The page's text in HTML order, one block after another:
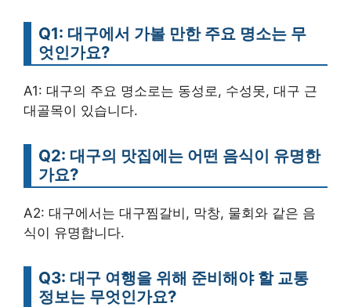
Q1: 대구에서 가볼 만한 주요 명소는 무
엇인가요?
A1: 대구의 주요 명소로는 동성로, 수성못, 대구 근
대골목이 있습니다.
Q2: 대구의 맛집에는 어떤 음식이 유명한
가요?
A2: 대구에서는 대구찜갈비, 막창, 물회와 같은 음
식이 유명합니다.
Q3: 대구 여행을 위해 준비해야 할 교통
정보는 무엇인가요?